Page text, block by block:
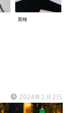
英会話
2024年1月2日